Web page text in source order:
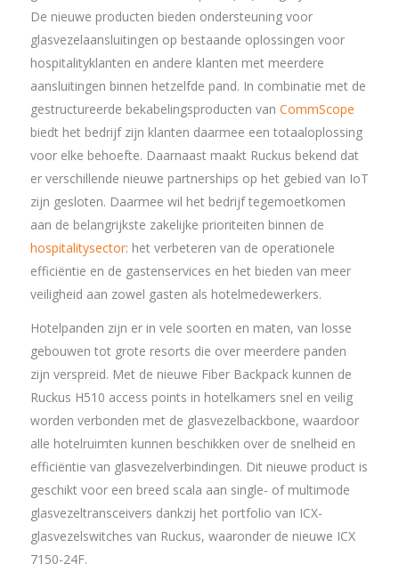
De nieuwe producten bieden ondersteuning voor
glasvezelaansluitingen op bestaande oplossingen voor
hospitalityklanten en andere klanten met meerdere
aansluitingen binnen hetzelfde pand. In combinatie met de
gestructureerde bekabelingsproducten van CommScope
biedt het bedrijf zijn klanten daarmee een totaaloplossing
voor elke behoefte. Daarnaast maakt Ruckus bekend dat
er verschillende nieuwe partnerships op het gebied van IoT
zijn gesloten. Daarmee wil het bedrijf tegemoetkomen
aan de belangrijkste zakelijke prioriteiten binnen de
hospitalitysector: het verbeteren van de operationele
efficiëntie en de gastenservices en het bieden van meer
veiligheid aan zowel gasten als hotelmedewerkers.
Hotelpanden zijn er in vele soorten en maten, van losse
gebouwen tot grote resorts die over meerdere panden
zijn verspreid. Met de nieuwe Fiber Backpack kunnen de
Ruckus H510 access points in hotelkamers snel en veilig
worden verbonden met de glasvezelbackbone, waardoor
alle hotelruimten kunnen beschikken over de snelheid en
efficiëntie van glasvezelverbindingen. Dit nieuwe product is
geschikt voor een breed scala aan single- of multimode
glasvezeltransceivers dankzij het portfolio van ICX-
glasvezelswitches van Ruckus, waaronder de nieuwe ICX
7150-24F.